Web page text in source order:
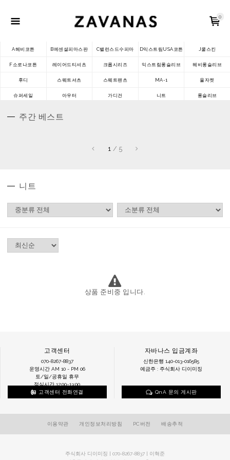
0
A헤비코튼 B에센셜피마스판 C밸런스드수피마 D익스트림USA코튼 J쿨스킨
F소로나코튼 레이어드티셔츠 크롭시리즈 익스트림롱슬리브 헤비롱슬리브
후디 스웨트셔츠 스웨트팬츠 MA-1 울자켓
슈퍼세일 아우터 가디건 니트 롱슬리브
주간 베스트
1 / 5
니트
상품 준비중 입니다.
고객센터
070-8267-8837
운영시간 AM 10 - PM 06
토/일/공휴일 휴무
점심시간 12:00~13:00
고객센터 전화연결
자바나스 입금계좌
신한은행 140-013-016585
예금주 : 주식회사 디이미징
QnA 문의 게시판
이용약관 개인정보처리방침 PC버전 배송추적
주식회사 디이미징 | 070-8267-8837 | 이혁준